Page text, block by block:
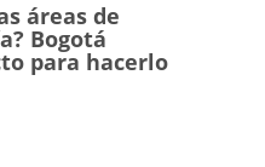
áreas de
Bogotá
para hacerlo